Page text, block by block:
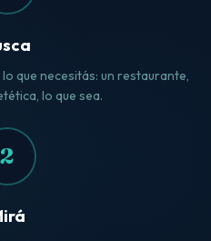
que necesitás: un restaurante,
lo que sea.
2